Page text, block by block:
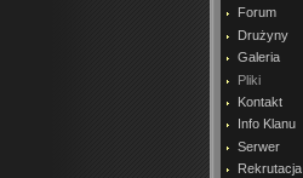
Forum
Drużyny
Galeria
Pliki
Kontakt
Info Klanu
Serwer
Rekrutacja